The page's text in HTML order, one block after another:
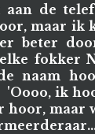
de
maar ik
beter
fokker
naam
'Oooo, ik
hoor, maar